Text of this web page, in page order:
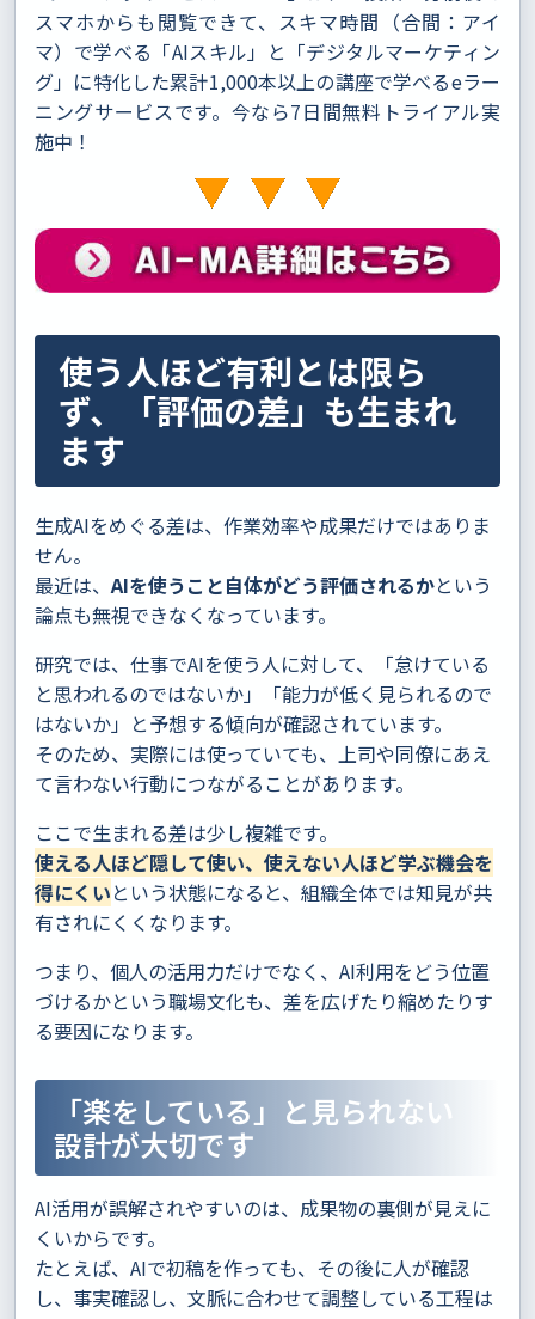
スマホからも閲覧できて、スキマ時間（合間：アイ
マ）で学べる「AIスキル」と「デジタルマーケティン
グ」に特化した累計1,000本以上の講座で学べるeラー
ニングサービスです。今なら7日間無料トライアル実
施中！
使う人ほど有利とは限ら
ず、「評価の差」も生まれ
ます
生成AIをめぐる差は、作業効率や成果だけではありま
せん。
最近は、AIを使うこと自体がどう評価されるかという
論点も無視できなくなっています。
研究では、仕事でAIを使う人に対して、「怠けている
と思われるのではないか」「能力が低く見られるので
はないか」と予想する傾向が確認されています。
そのため、実際には使っていても、上司や同僚にあえ
て言わない行動につながることがあります。
ここで生まれる差は少し複雑です。
使える人ほど隠して使い、使えない人ほど学ぶ機会を
得にくいという状態になると、組織全体では知見が共
有されにくくなります。
つまり、個人の活用力だけでなく、AI利用をどう位置
づけるかという職場文化も、差を広げたり縮めたりす
る要因になります。
「楽をしている」と見られない
設計が大切です
AI活用が誤解されやすいのは、成果物の裏側が見えに
くいからです。
たとえば、AIで初稿を作っても、その後に人が確認
し、事実確認し、文脈に合わせて調整している工程は